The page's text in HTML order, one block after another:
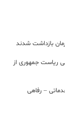
ریاست جمهوری از
با احداث ۵۹۸ مجتمع خدماتی – رفاهی